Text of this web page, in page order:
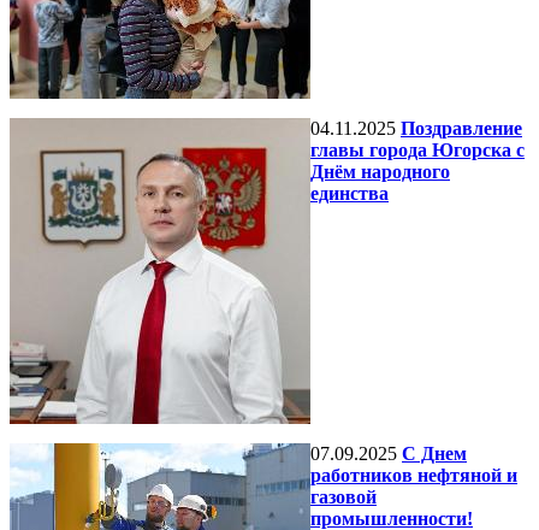
04.11.2025 Поздравление
главы города Югорска с
Днём народного
единства
07.09.2025 С Днем
работников нефтяной и
газовой
промышленности!